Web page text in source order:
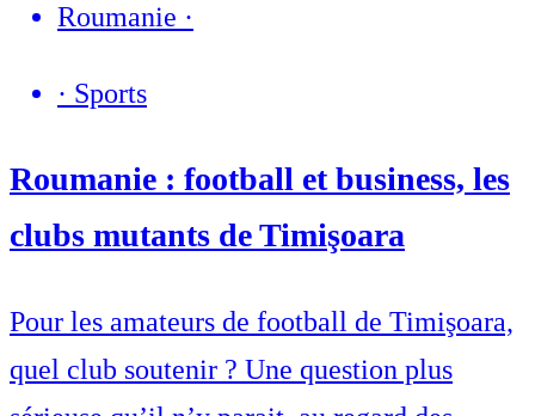
Roumanie ·
· Sports
Roumanie : football et business, les
clubs mutants de Timişoara
Pour les amateurs de football de Timişoara,
quel club soutenir ? Une question plus